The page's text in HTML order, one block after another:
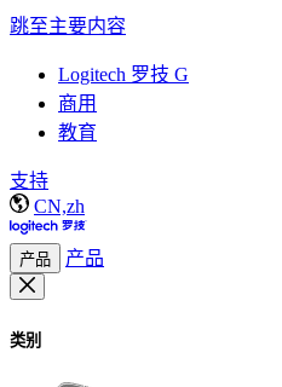
跳至主要内容
Logitech 罗技 G
商用
教育
支持
CN,zh
产品 产品
类别